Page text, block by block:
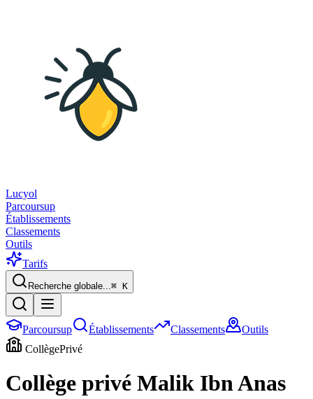
Lucyol
Parcoursup
Établissements
Classements
Outils
Tarifs
Recherche globale...⌘ K
Parcoursup Établissements Classements
Outils
CollègePrivé
Collège privé Malik Ibn Anas